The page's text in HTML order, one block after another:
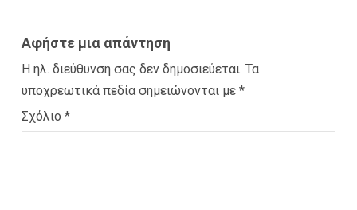
Αφήστε μια απάντηση
Η ηλ. διεύθυνση σας δεν δημοσιεύεται. Τα
υποχρεωτικά πεδία σημειώνονται με *
Σχόλιο *